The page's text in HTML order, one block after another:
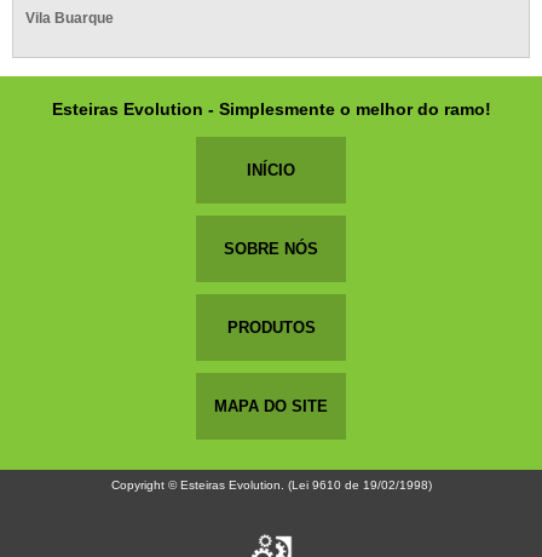
Vila Buarque
Esteiras Evolution - Simplesmente o melhor do ramo!
INÍCIO
SOBRE NÓS
PRODUTOS
MAPA DO SITE
Copyright © Esteiras Evolution. (Lei 9610 de 19/02/1998)